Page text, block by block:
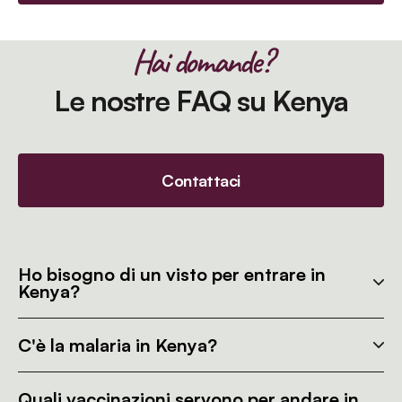
Hai domande?
Le nostre FAQ su Kenya
Contattaci
Ho bisogno di un visto per entrare in
Kenya?
C'è la malaria in Kenya?